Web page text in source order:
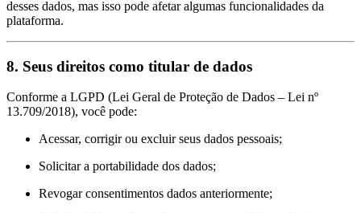
desses dados, mas isso pode afetar algumas funcionalidades da
plataforma.
8. Seus direitos como titular de dados
Conforme a LGPD (Lei Geral de Proteção de Dados – Lei nº
13.709/2018), você pode:
Acessar, corrigir ou excluir seus dados pessoais;
Solicitar a portabilidade dos dados;
Revogar consentimentos dados anteriormente;